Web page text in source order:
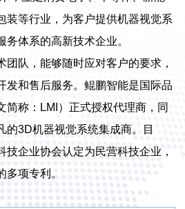
装等行业，为客户提供机器视觉系
体系的高新技术企业。
队，能够随时应对客户的要求，
发和售后服务。鲲鹏智能是国际品
简称：LMI）正式授权代理商，同
的3D机器视觉系统集成商。目
技企业协会认定为民营科技企业，
多项专利。